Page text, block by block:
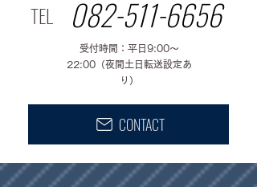
082-511-6656
TEL
受付時間：平日9:00～
22:00（夜間土日転送設定あ
り）
CONTACT